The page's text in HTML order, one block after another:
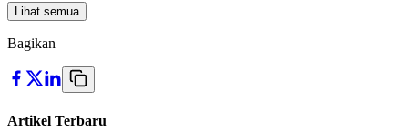
Lihat semua
Bagikan
Artikel Terbaru